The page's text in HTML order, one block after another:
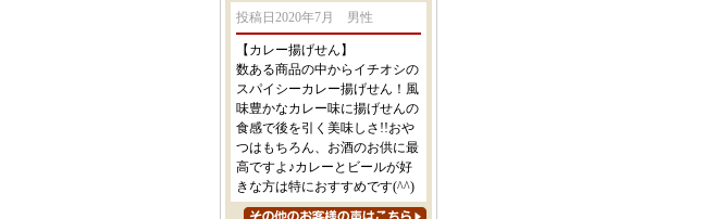
投稿日2020年7月 男性
【カレー揚げせん】
数ある商品の中からイチオシの
スパイシーカレー揚げせん！風
味豊かなカレー味に揚げせんの
食感で後を引く美味しさ!!おや
つはもちろん、お酒のお供に最
高ですよ♪カレーとビールが好
きな方は特におすすめです(^^)